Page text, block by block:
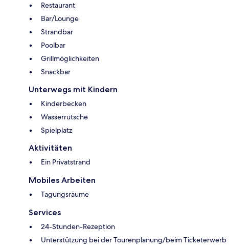
Restaurant
Bar/Lounge
Strandbar
Poolbar
Grillmöglichkeiten
Snackbar
Unterwegs mit Kindern
Kinderbecken
Wasserrutsche
Spielplatz
Aktivitäten
Ein Privatstrand
Mobiles Arbeiten
Tagungsräume
Services
24-Stunden-Rezeption
Unterstützung bei der Tourenplanung/beim Ticketerwerb